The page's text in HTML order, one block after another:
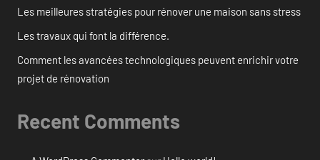
Les meilleures stratégies pour rénover une maison sans stress
Les travaux qui font la différence.
Comment les avancées technologiques peuvent enrichir votre
projet de rénovation
Recent Comments